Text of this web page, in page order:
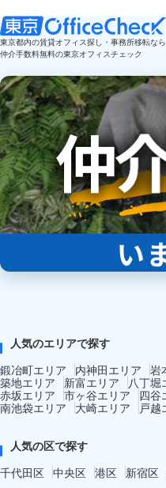
東京都内の賃貸オフィス探し・事務所移転なら
仲介手数料無料の東京オフィスチェック
人気のエリアで探す
鍛冶町エリア
内神田エリア 岩
築地エリア
新富エリア 八丁堀
赤坂エリア 市ヶ谷エリア 四谷
南池袋エリア
大崎エリア 戸越
人気の区で探す
千代田区 中央区 港区 新宿区